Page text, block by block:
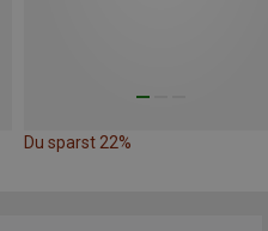
Du sparst 22%